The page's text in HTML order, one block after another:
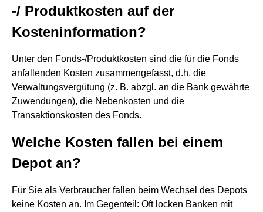
-/ Produktkosten auf der
Kosteninformation?
Unter den Fonds-/Produktkosten sind die für die Fonds
anfallenden Kosten zusammengefasst, d.h. die
Verwaltungsvergütung (z. B. abzgl. an die Bank gewährte
Zuwendungen), die Nebenkosten und die
Transaktionskosten des Fonds.
Welche Kosten fallen bei einem
Depot an?
Für Sie als Verbraucher fallen beim Wechsel des Depots
keine Kosten an. Im Gegenteil: Oft locken Banken mit